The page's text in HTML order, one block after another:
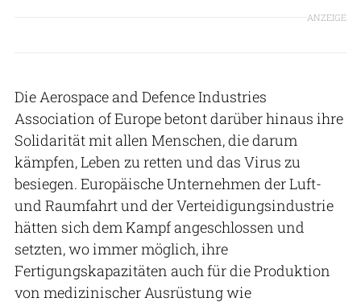
ANZEIGE
Die Aerospace and Defence Industries
Association of Europe betont darüber hinaus ihre
Solidarität mit allen Menschen, die darum
kämpfen, Leben zu retten und das Virus zu
besiegen. Europäische Unternehmen der Luft-
und Raumfahrt und der Verteidigungsindustrie
hätten sich dem Kampf angeschlossen und
setzten, wo immer möglich, ihre
Fertigungskapazitäten auch für die Produktion
von medizinischer Ausrüstung wie